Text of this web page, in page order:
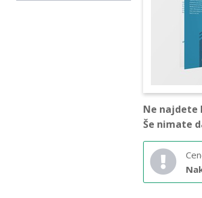
Ne najdete
Še nimate